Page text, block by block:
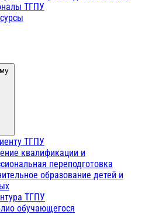
ТГПУ
ТГПУ
квалификации и
переподготовка
образование детей и
ТГПУ
обучающегося